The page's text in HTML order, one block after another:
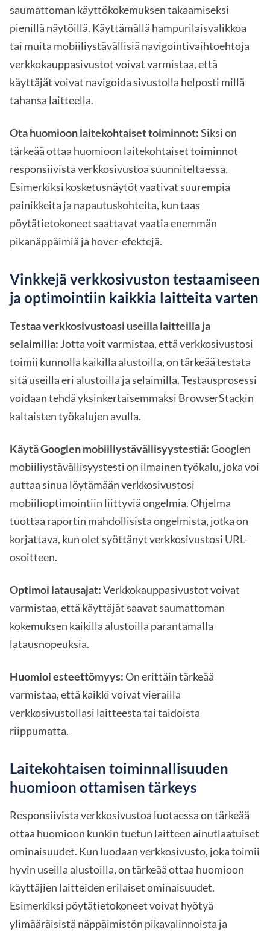
saumattoman käyttökokemuksen takaamiseksi
pienillä näytöillä. Käyttämällä hampurilaisvalikkoa
tai muita mobiiliystävällisiä navigointivaihtoehtoja
verkkokauppasivustot voivat varmistaa, että
käyttäjät voivat navigoida sivustolla helposti millä
tahansa laitteella.
Ota huomioon laitekohtaiset toiminnot:Siksi on
tärkeää ottaa huomioon laitekohtaiset toiminnot
responsiivista verkkosivustoa suunniteltaessa.
Esimerkiksi kosketusnäytöt vaativat suurempia
painikkeita ja napautuskohteita, kun taas
pöytätietokoneet saattavat vaatia enemmän
pikanäppäimiä ja hover-efektejä.
Vinkkejä verkkosivuston testaamiseen
ja optimointiin kaikkia laitteita varten
Testaa verkkosivustoasi useilla laitteilla ja
selaimilla: Jotta voit varmistaa, että verkkosivustosi
toimii kunnolla kaikilla alustoilla, on tärkeää testata
sitä useilla eri alustoilla ja selaimilla. Testausprosessi
voidaan tehdä yksinkertaisemmaksi BrowserStackin
kaltaisten työkalujen avulla.
Käytä Googlen mobiiliystävällisyystestiä:Googlen
mobiiliystävällisyystesti on ilmainen työkalu, joka voi
auttaa sinua löytämään verkkosivustosi
mobiilioptimointiin liittyviä ongelmia. Ohjelma
tuottaa raportin mahdollisista ongelmista, jotka on
korjattava, kun olet syöttänyt verkkosivustosi URL-
osoitteen.
Optimoi latausajat:Verkkokauppasivustot voivat
varmistaa, että käyttäjät saavat saumattoman
kokemuksen kaikilla alustoilla parantamalla
latausnopeuksia.
Huomioi esteettömyys:On erittäin tärkeää
varmistaa, että kaikki voivat vierailla
verkkosivustollasi laitteesta tai taidoista
riippumatta.
Laitekohtaisen toiminnallisuuden
huomioon ottamisen tärkeys
Responsiivista verkkosivustoa luotaessa on tärkeää
ottaa huomioon kunkin tuetun laitteen ainutlaatuiset
ominaisuudet. Kun luodaan verkkosivusto, joka toimii
hyvin useilla alustoilla, on tärkeää ottaa huomioon
käyttäjien laitteiden erilaiset ominaisuudet.
Esimerkiksi pöytätietokoneet voivat hyötyä
ylimääräisistä näppäimistön pikavalinnoista ja